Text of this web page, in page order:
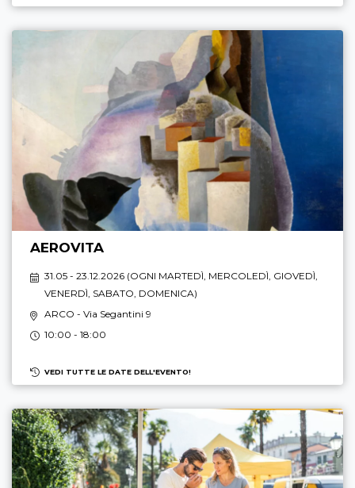
AEROVITA
31.05 - 23.12.2026 (OGNI MARTEDÌ, MERCOLEDÌ, GIOVEDÌ,
VENERDÌ, SABATO, DOMENICA)
ARCO - Via Segantini 9
10:00 - 18:00
VEDI TUTTE LE DATE DELL'EVENTO!